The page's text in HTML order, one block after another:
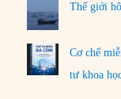
Thế giới
Cơ chế
tư khoa